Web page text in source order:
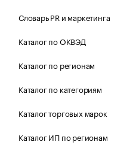
Словарь PR и маркетинга
Каталог по ОКВЭД
Каталог по регионам
Каталог по категориям
Каталог торговых марок
Каталог ИП по регионам